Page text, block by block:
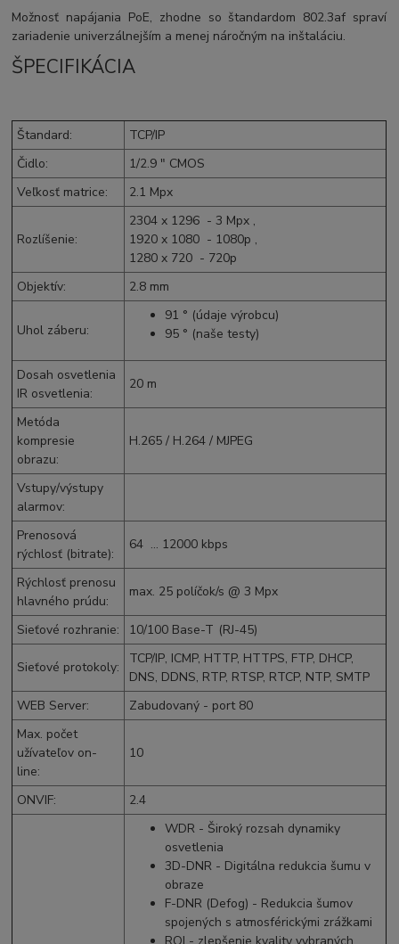
Možnosť napájania PoE, zhodne so štandardom 802.3af spraví
zariadenie univerzálnejším a menej náročným na inštaláciu.
ŠPECIFIKÁCIA
Štandard:
TCP/IP
Čidlo:
1/2.9 " CMOS
Veľkosť matrice: 2.1 Mpx
Rozlíšenie:
2304 x 1296 - 3 Mpx ,
1920 x 1080 - 1080p ,
1280 x 720 - 720p
Objektív: 2.8 mm
Uhol záberu:
91 ° (údaje výrobcu)
95 ° (naše testy)
Dosah osvetlenia
IR osvetlenia:
20 m
Metóda
kompresie
obrazu:
H.265 / H.264 / MJPEG
Vstupy/výstupy
alarmov:
Prenosová
rýchlosť (bitrate):
64 ... 12000 kbps
Rýchlosť prenosu
hlavného prúdu:
max. 25 políčok/s @ 3 Mpx
Sieťové rozhranie: 10/100 Base-T (RJ-45)
Sieťové protokoly:
TCP/IP, ICMP, HTTP, HTTPS, FTP, DHCP,
DNS, DDNS, RTP, RTSP, RTCP, NTP, SMTP
WEB Server:
Zabudovaný - port 80
Max. počet
užívateľov on-
line:
10
ONVIF:
2.4
WDR - Široký rozsah dynamiky
osvetlenia
3D-DNR - Digitálna redukcia šumu v
obraze
F-DNR (Defog) - Redukcia šumov
spojených s atmosférickými zrážkami